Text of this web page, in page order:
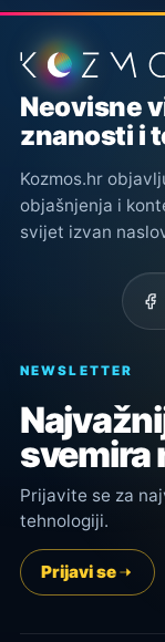
Podnožje
Neovisne
znanosti i
Kozmos.hr
objašnjenja i
svijet izvan
NEWSLETTER
svemira
Prijavite se za
tehnologiji.
Prijavi se